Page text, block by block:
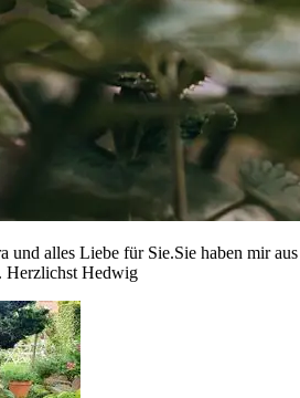
und alles Liebe für Sie.Sie haben mir
Herzlichst Hedwig